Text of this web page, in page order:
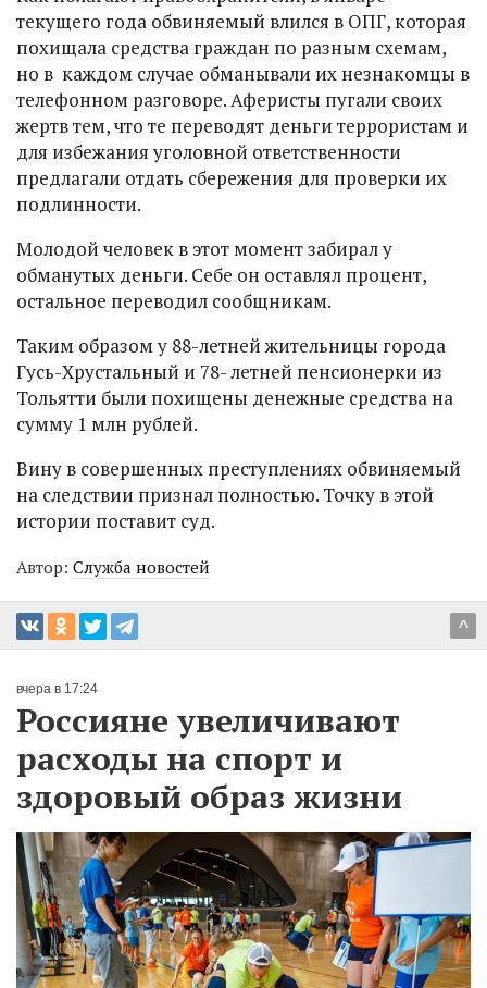
текущего года обвиняемый влился в ОПГ, которая
похищала средства граждан по разным схемам,
но в каждом случае обманывали их незнакомцы в
телефонном разговоре. Аферисты пугали своих
жертв тем, что те переводят деньги террористам и
для избежания уголовной ответственности
предлагали отдать сбережения для проверки их
подлинности.
Молодой человек в этот момент забирал у
обманутых деньги. Себе он оставлял процент,
остальное переводил сообщникам.
Таким образом у 88-летней жительницы города
Гусь-Хрустальный и 78- летней пенсионерки из
Тольятти были похищены денежные средства на
сумму 1 млн рублей.
Вину в совершенных преступлениях обвиняемый
на следствии признал полностью. Точку в этой
истории поставит суд.
Автор: Служба новостей
^
вчера в 17:24
Россияне увеличивают
расходы на спорт и
здоровый образ жизни